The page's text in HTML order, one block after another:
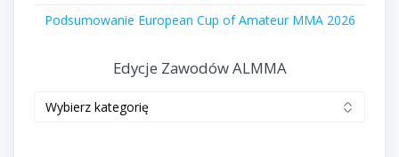
Podsumowanie European Cup of Amateur MMA 2026
Edycje Zawodów ALMMA